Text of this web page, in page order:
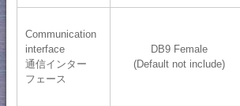
Communication
interface
通信インター
フェース
DB9 Female
(Default not include)